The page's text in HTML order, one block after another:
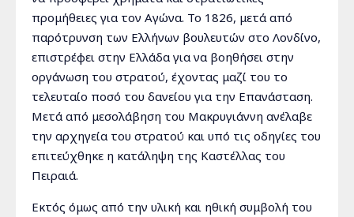
προμήθειες για τον Αγώνα. Το 1826, μετά από
παρότρυνση των Ελλήνων βουλευτών στο Λονδίνο,
επιστρέφει στην Ελλάδα για να βοηθήσει στην
οργάνωση του στρατού, έχοντας μαζί του το
τελευταίο ποσό του δανείου για την Επανάσταση.
Μετά από μεσολάβηση του Μακρυγιάννη ανέλαβε
την αρχηγεία του στρατού και υπό τις οδηγίες του
επιτεύχθηκε η κατάληψη της Καστέλλας του
Πειραιά.
Εκτός όμως από την υλική και ηθική συμβολή του